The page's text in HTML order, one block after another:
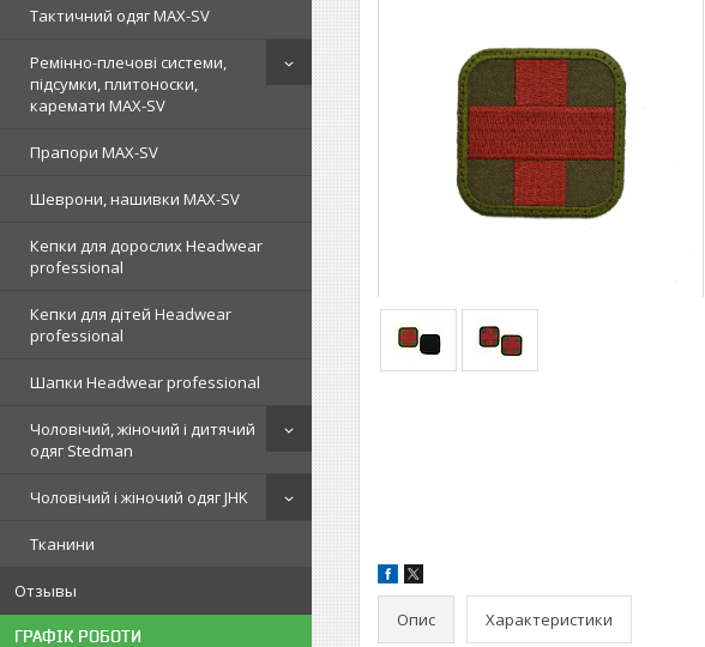
Тактичний одяг MAX-SV
Ремінно-плечові системи,
підсумки, плитоноски,
каремати MAX-SV
Прапори MAX-SV
Шеврони, нашивки MAX-SV
Кепки для дорослих Headwear
professional
Кепки для дітей Headwear
professional
Шапки Headwear professional
Чоловічий, жіночий і дитячий
одяг Stedman
Чоловічий і жіночий одяг JHK
Тканини
Отзывы
ГРАФІК РОБОТИ
Опис Характеристики